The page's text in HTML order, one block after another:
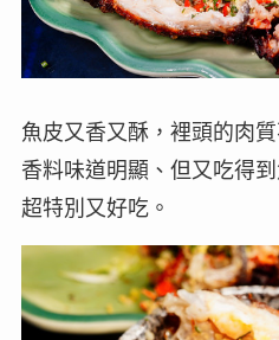
魚皮又香又酥，裡頭的肉質
香料味道明顯、但又吃得
超特別又好吃。